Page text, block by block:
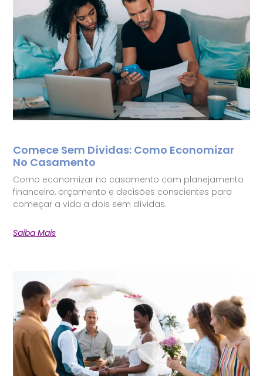
Comece Sem Dívidas: Como Economizar
No Casamento
Como economizar no casamento com planejamento
financeiro, orçamento e decisões conscientes para
começar a vida a dois sem dívidas.
Saiba Mais